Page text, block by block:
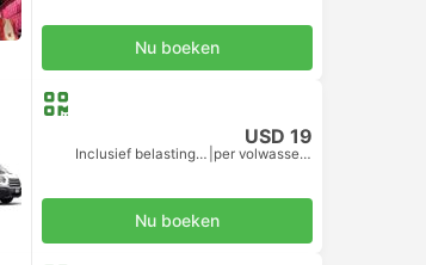
Nu boeken
USD 19
Inclusief belastingen per volwassene
Nu boeken